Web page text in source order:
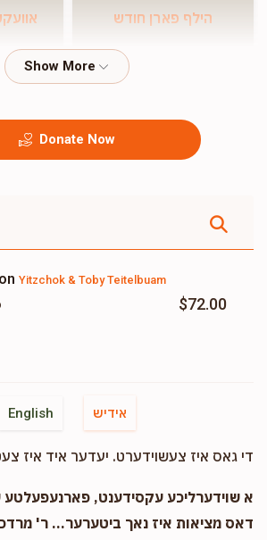
הילף פארן חודש
Donate Now
Yitzchok & Toby Teitelbuam
$72.00
English אידיש
די גאס איז צעשוידערט. יעדער איד איז
א שוידערליכע עקסידענט,
דאס מציאות איז נאך ביטערער... ר'